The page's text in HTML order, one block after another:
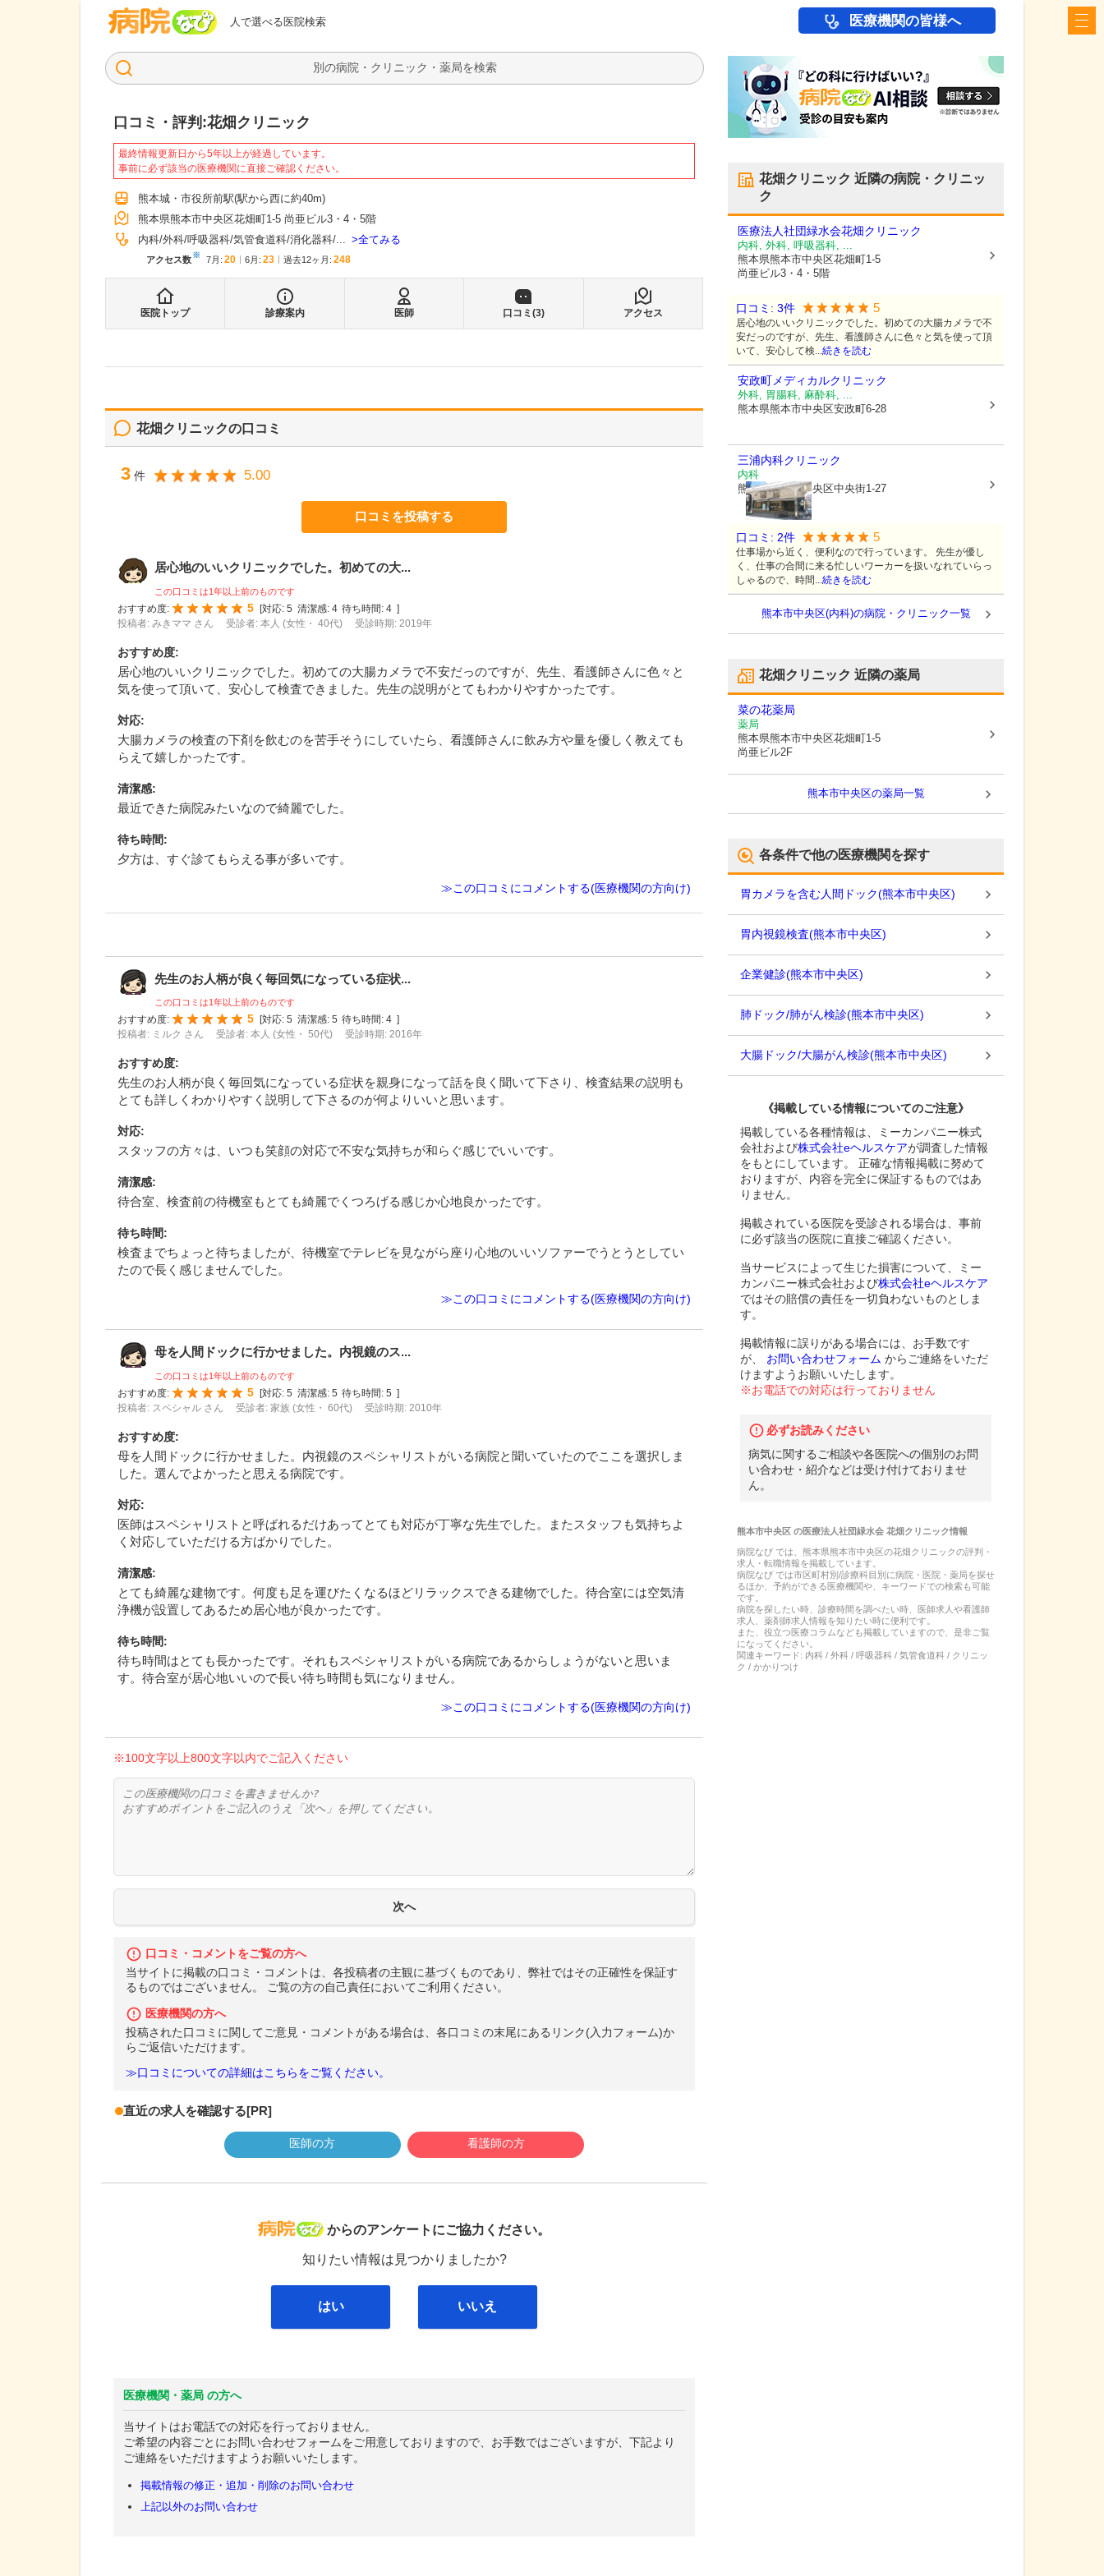
人で選べる医院検索
病院なび 医療機関の皆様へ
検索
口コミ・評判:花畑クリニック
最終情報更新日から5年以上が経過しています。
事前に必ず該当の医療機関に直接ご確認ください。
熊本城・市役所前駅(駅から西に約40m)
熊本県熊本市中央区花畑町1-5 尚亜ビル3・4・5階
内科 外科 呼吸器科 気管食道科 消化器科 ... 全てみる
アクセス数※ 7月 : 20 6月 : 23 過去12ヶ月: 248
医院トップ 診療案内 医師 口コミ(3) アクセス
花畑クリニックの口コミ
3 件 5.00
口コミを投稿する
居心地のいいクリニックでした。初めての大...
この口コミは1年以上前のものです
おすすめ度:
5 [対応: 5 清潔感: 4 待ち時間: 4 ]
投稿者: みきママ さん
受診者: 本人 (女性・ 40代) 受診時期: 2019年
おすすめ度:
居心地のいいクリニックでした。初めての大腸カメラで不安だっのですが、先生、看護師さんに色々と
気を使って頂いて、安心して検査できました。先生の説明がとてもわかりやすかったです。
対応:
大腸カメラの検査の下剤を飲むのを苦手そうにしていたら、看護師さんに飲み方や量を優しく教えても
らえて嬉しかったです。
清潔感:
最近できた病院みたいなので綺麗でした。
待ち時間:
夕方は、すぐ診てもらえる事が多いです。
≫この口コミにコメントする(医療機関の方向け)
先生のお人柄が良く毎回気になっている症状...
この口コミは1年以上前のものです
おすすめ度:
5 対応: 5 清潔感: 5 待ち時間: 4
投稿者: ミルク さん
受診者: 本人 (女性・ 50代) 受診時期: 2016年
おすすめ度:
先生のお人柄が良く毎回気になっている症状を親身になって話を良く聞いて下さり、検査結果の説明も
とても詳しくわかりやすく説明して下さるのが何よりいいと思います。
対応:
スタッフの方々は、いつも笑顔の対応で不安な気持ちが和らぐ感じでいいです。
清潔感:
待合室、検査前の待機室もとても綺麗でくつろげる感じか心地良かったです。
待ち時間:
検査までちょっと待ちましたが、待機室でテレビを見ながら座り心地のいいソファーでうとうとしてい
たので長く感じませんでした。
≫この口コミにコメントする(医療機関の方向け)
母を人間ドックに行かせました。内視鏡のス...
この口コミは1年以上前のものです
おすすめ度:
5 [対応: 5 清潔感: 5 待ち時間: 5 ]
投稿者: スペシャル さん
受診者: 家族 (女性・ 60代) 受診時期: 2010年
おすすめ度:
母を人間ドックに行かせました。内視鏡のスペシャリストがいる病院と聞いていたのでここを選択しま
した。選んでよかったと思える病院です。
対応:
医師はスペシャリストと呼ばれるだけあってとても対応が丁寧な先生でした。またスタッフも気持ちよ
く対応していただける方ばかりでした。
清潔感:
とても綺麗な建物です。何度も足を運びたくなるほどリラックスできる建物でした。待合室には空気清
浄機が設置してあるため居心地が良かったです。
待ち時間:
待ち時間はとても長かったです。それもスペシャリストがいる病院であるからしょうがないと思いま
す。待合室が居心地いいので長い待ち時間も気になりません。
≫この口コミにコメントする(医療機関の方向け)
※100文字以上800文字以内でご記入ください
口コミ・コメントをご覧の方へ
当サイトに掲載の口コミ・コメントは、各投稿者の主観に基づくものであり、弊社ではその正確性を保証す
るものではございません。 ご覧の方の自己責任においてご利用ください。
医療機関の方へ
投稿された口コミに関してご意見・コメントがある場合は、各口コミの末尾にあるリンク(入力フォーム)か
らご返信いただけます。
≫口コミについての詳細はこちらをご覧ください。
直近の求人を確認する[PR]
医師の方 看護師の方
病院なび
からのアンケートにご協力ください。
知りたい情報は見つかりましたか?
はい いいえ
医療機関・薬局 の方へ
当サイトはお電話での対応を行っておりません。
ご希望の内容ごとにお問い合わせフォームをご用意しておりますので、お手数ではございますが、下記より
ご連絡をいただけますようお願いいたします。
掲載情報の修正・追加・削除のお問い合わせ
上記以外のお問い合わせ
花畑クリニック 近隣の病院・クリニッ
ク
医療法人社団緑水会花畑クリニック
内科, 外科, 呼吸器科, ...
熊本県熊本市中央区花畑町1-5
尚亜ビル3・4・5階
口コミ: 3件 5
居心地のいいクリニックでした。初めての大腸カメラで不
安だっのですが、先生、看護師さんに色々と気を使って頂
いて、安心して検...続きを読む
安政町メディカルクリニック
外科, 胃腸科, 麻酔科, ...
熊本県熊本市中央区安政町6-28
三浦内科クリニック
内科
熊本県熊本市中央区中央街1-27
口コミ: 2件 5
仕事場から近く、便利なので行っています。 先生が優し
く、仕事の合間に来る忙しいワーカーを扱いなれていらっ
しゃるので、時間...続きを読む
熊本市中央区(内科)の病院・クリニック一覧
花畑クリニック 近隣の薬局
菜の花薬局
薬局
熊本県熊本市中央区花畑町1-5
尚亜ビル2F
熊本市中央区の薬局一覧
各条件で他の医療機関を探す
胃カメラを含む人間ドック(熊本市中央区)
胃内視鏡検査(熊本市中央区)
企業健診(熊本市中央区)
肺ドック/肺がん検診(熊本市中央区)
大腸ドック/大腸がん検診(熊本市中央区)
《掲載している情報についてのご注意》
掲載している各種情報は、ミーカンパニー株式
会社および株式会社eヘルスケアが調査した情報
をもとにしています。 正確な情報掲載に努めて
おりますが、内容を完全に保証するものではあ
りません。
掲載されている医院を受診される場合は、事前
に必ず該当の医院に直接ご確認ください。
当サービスによって生じた損害について、ミー
カンパニー株式会社および株式会社eヘルスケア
ではその賠償の責任を一切負わないものとしま
す。
掲載情報に誤りがある場合には、お手数です
が、
お問い合わせフォーム からご連絡をいただ
けますようお願いいたします。
※お電話での対応は行っておりません
必ずお読みください
病気に関するご相談や各医院への個別のお問
い合わせ・紹介などは受け付けておりませ
ん。
熊本市中央区の医療法人社団緑水会 花畑クリニック情報
病院なび では、 熊本県熊本市中央区の花畑クリニックの評判・
求人・転職情報を掲載しています。
病院なび では市区町村別/診療科目別に病院・医院・薬局を探せ
るほか、予約ができる医療機関や、キーワードでの検索も可能
です。
病院を探したい時、診療時間を調べたい時、医師求人や看護師
求人、薬剤師求人情報を知りたい時に便利です。
また、役立つ医療コラムなども掲載していますので、是非ご覧
になってください。
関連キーワード: 内科 / 外科 / 呼吸器科 / 気管食道科 / クリニッ
ク / かかりつけ